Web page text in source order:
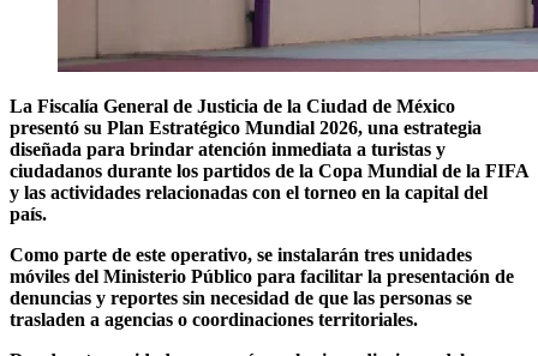
La Fiscalía General de Justicia de la Ciudad de México
presentó su Plan Estratégico Mundial 2026, una estrategia
diseñada para brindar atención inmediata a turistas y
ciudadanos durante los partidos de la Copa Mundial de la FIFA
y las actividades relacionadas con el torneo en la capital del
país.
Como parte de este operativo, se instalarán tres unidades
móviles del Ministerio Público para facilitar la presentación de
denuncias y reportes sin necesidad de que las personas se
trasladen a agencias o coordinaciones territoriales.